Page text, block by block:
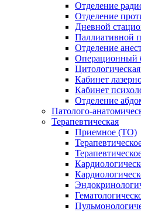
Отделение
Отделение
Дневной
Паллиативной
Отделение
Операционный
Кабинет
Кабинет
Отделение
Патолого-
Терапевтическая
Приемное (ТО)